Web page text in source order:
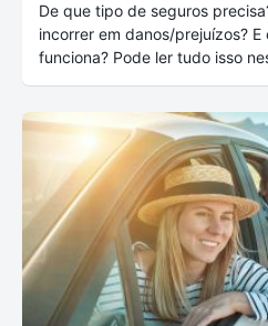
De que tipo de seguros
incorrer em danos/prejuízos?
funciona? Pode ler tudo isso